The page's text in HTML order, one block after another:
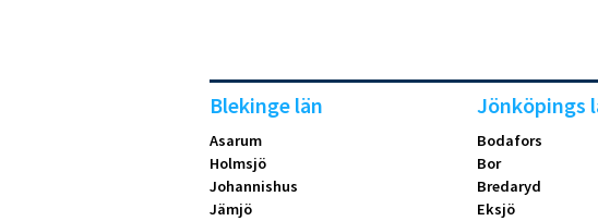
Blekinge län
Asarum
Holmsjö
Johannishus
Jämjö
Jönköpings
Bodafors
Bor
Bredaryd
Eksjö